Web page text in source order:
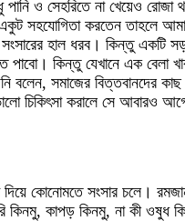
ও সেহরিতে না খেয়েও
করতেন তাহলে
হাল ধরব। কিন্তু
কিন্তু যেখানে এক বেলা
বলেন, সমাজের বিত্তবানদের
চিকিৎসা করালে সে আবারও
কোনোমতে সংসার চলে।
কিনমু, কাপড় কিনমু, না কী ওষুধ